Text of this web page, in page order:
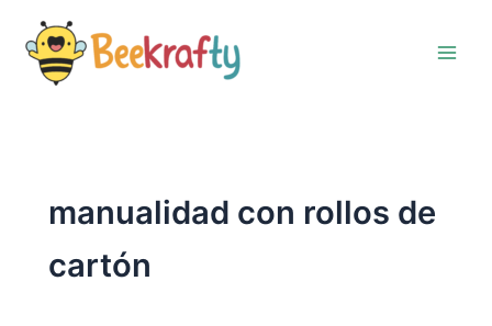
contenido
manualidad con rollos de
cartón